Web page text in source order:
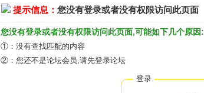
提示信息： 您没有登录或者没有权限访问此页面
您没有登录或者没有权限访问此页面,可能如下几个原因:
①：没有查找匹配的内容
②：您还不是论坛会员,请先登录论坛
登录